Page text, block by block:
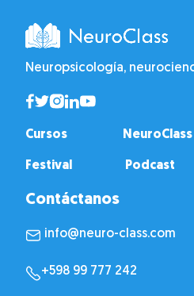
Neuropsicología,
Cursos NeuroClass
Festival Podcast
Contáctanos
info@neuro-class.com
+598 99 777 242